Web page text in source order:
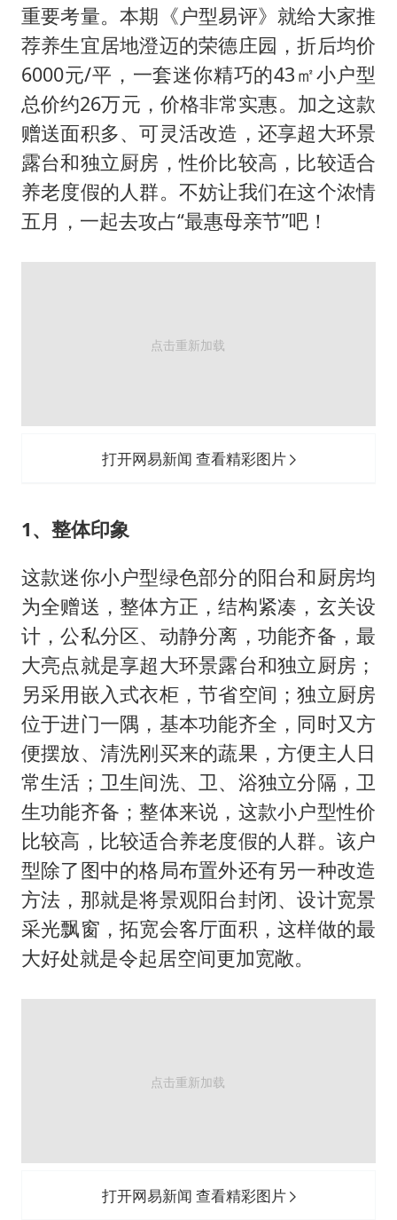
重要考量。本期《户型易评》就给大家推
荐养生宜居地澄迈的荣德庄园，折后均价
6000元/平，一套迷你精巧的43㎡小户型
总价约26万元，价格非常实惠。加之这款
赠送面积多、可灵活改造，还享超大环景
露台和独立厨房，性价比较高，比较适合
养老度假的人群。不妨让我们在这个浓情
五月，一起去攻占“最惠母亲节”吧！
打开网易新闻 查看精彩图片
1、整体印象
这款迷你小户型绿色部分的阳台和厨房均
为全赠送，整体方正，结构紧凑，玄关设
计，公私分区、动静分离，功能齐备，最
大亮点就是享超大环景露台和独立厨房；
另采用嵌入式衣柜，节省空间；独立厨房
位于进门一隅，基本功能齐全，同时又方
便摆放、清洗刚买来的蔬果，方便主人日
常生活；卫生间洗、卫、浴独立分隔，卫
生功能齐备；整体来说，这款小户型性价
比较高，比较适合养老度假的人群。该户
型除了图中的格局布置外还有另一种改造
方法，那就是将景观阳台封闭、设计宽景
采光飘窗，拓宽会客厅面积，这样做的最
大好处就是令起居空间更加宽敞。
打开网易新闻 查看精彩图片